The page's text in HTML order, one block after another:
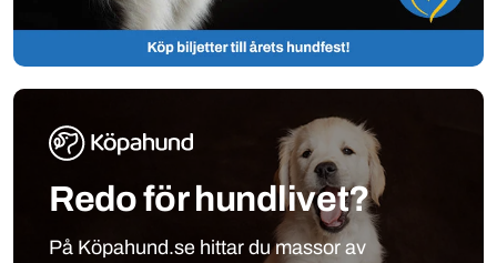
Redo för hundlivet?
På Köpahund.se hittar du massor av